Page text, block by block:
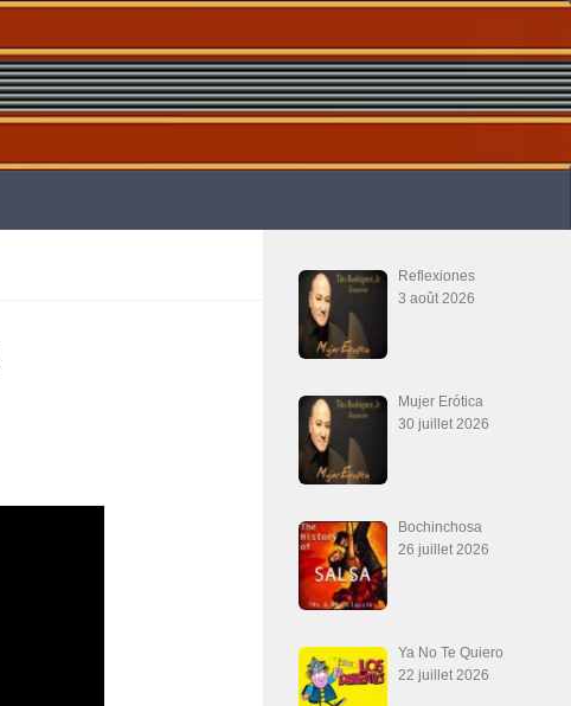
Reflexiones
3 août 2026
Mujer Erótica
30 juillet 2026
Bochinchosa
26 juillet 2026
Ya No Te Quiero
22 juillet 2026